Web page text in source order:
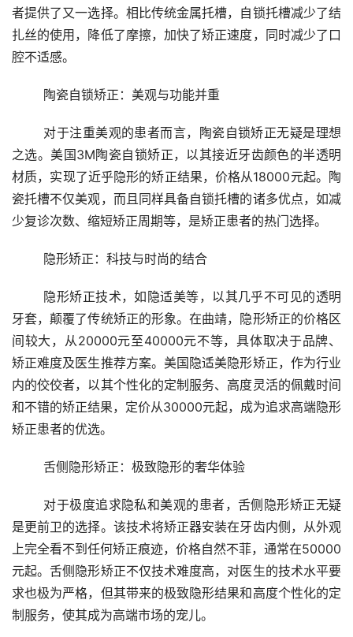
者提供了又一选择。相比传统金属托槽，自锁托槽减少了结
扎丝的使用，降低了摩擦，加快了矫正速度，同时减少了口
腔不适感。
	陶瓷自锁矫正：美观与功能并重
之选。美国3M陶瓷自锁矫正，以其接近牙齿颜色的半透明
材质，实现了近乎隐形的矫正结果，价格从18000元起。陶
瓷托槽不仅美观，而且同样具备自锁托槽的诸多优点，如减
少复诊次数、缩短矫正周期等，是矫正患者的热门选择。
	隐形矫正：科技与时尚的结合
牙套，颠覆了传统矫正的形象。在曲靖，隐形矫正的价格区
间较大，从20000元至40000元不等，具体取决于品牌、
矫正难度及医生推荐方案。美国隐适美隐形矫正，作为行业
内的佼佼者，以其个性化的定制服务、高度灵活的佩戴时间
和不错的矫正结果，定价从30000元起，成为追求高端隐形
矫正患者的优选。
	舌侧隐形矫正：极致隐形的奢华体验
是更前卫的选择。该技术将矫正器安装在牙齿内侧，从外观
上完全看不到任何矫正痕迹，价格自然不菲，通常在50000
元起。舌侧隐形矫正不仅技术难度高，对医生的技术水平要
求也极为严格，但其带来的极致隐形结果和高度个性化的定
制服务，使其成为高端市场的宠儿。